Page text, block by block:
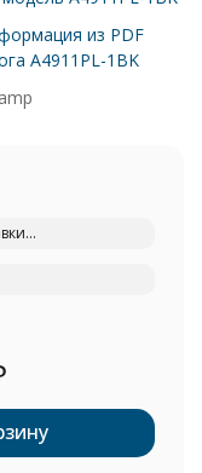
из PDF
A4911PL-1BK